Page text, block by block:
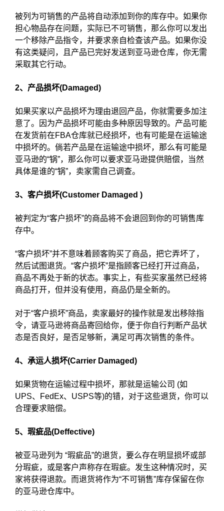
被列为可销售的产品将自动添加到你的库存中。如果你
担心物品存在问题，实际已不可销售，那么你可以发出
一个移除产品指令，并要求亲自检查该产品。如果你没
有这类疑问，且产品已完好发送到亚马逊仓库，你无需
采取其它行动。
2、产品损坏(Damaged)
如果买家以产品损坏为理由退回产品，你就需要多加注
意了。因为产品损坏可能由多种原因导致的。产品可能
在发货前在FBA仓库就已经损坏，也有可能是在运输途
中损坏的。倘若产品是在运输途中损坏，那么有可能是
亚马逊的“锅”，那么你可以要求亚马逊提供赔偿，当然
具体是谁的“锅”，卖家需自己调查。
3、客户损坏(Customer Damaged )
被判定为“客户损坏”的商品将不会退回到你的可销售库
存中。
“客户损坏”并不意味着顾客购买了商品，把它弄坏了，
然后试图退货。“客户损坏”是指顾客已经打开过商品，
商品不再处于新的状态。事实上，有些买家虽然已经将
商品打开，但并没有使用，商品仍是全新的。
对于“客户损坏”商品，卖家最好的操作就是发出移除指
令，请亚马逊将商品寄回给你，便于你自行判断产品状
态是否良好，是否足够新，满足可再次销售的条件。
4、承运人损坏(Carrier Damaged)
如果货物在运输过程中损坏，那就是运输公司 (如
UPS、FedEx、USPS等)的错，对于这些退货，你可以
合理要求赔偿。
5、瑕疵品(Deffective)
被亚马逊列为 “瑕疵品”的退货，要么存在明显损坏或部
分瑕疵，或是客户声称存在瑕疵。发生这种情况时，买
家将获得退款。而退货将作为“不可销售”库存保留在你
的亚马逊仓库中。